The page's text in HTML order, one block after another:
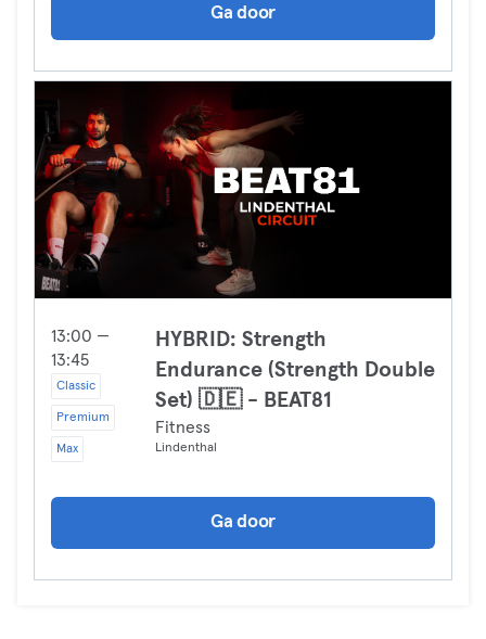
Ga door
13:00 —
13:45
Classic
Premium
Max
HYBRID: Strength
Endurance (Strength Double
Set) 🇩🇪 - BEAT81
Fitness
Lindenthal
Ga door